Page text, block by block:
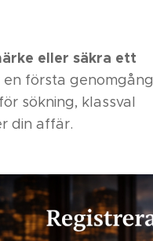
eller säkra ett
första genomgång
sökning, klassval
din affär.